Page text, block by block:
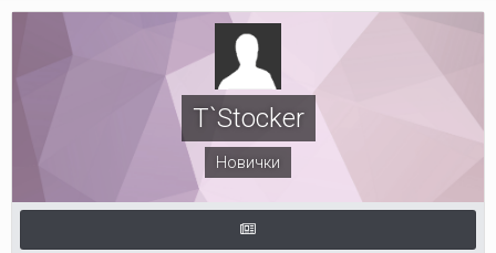
T`Stocker
Новички